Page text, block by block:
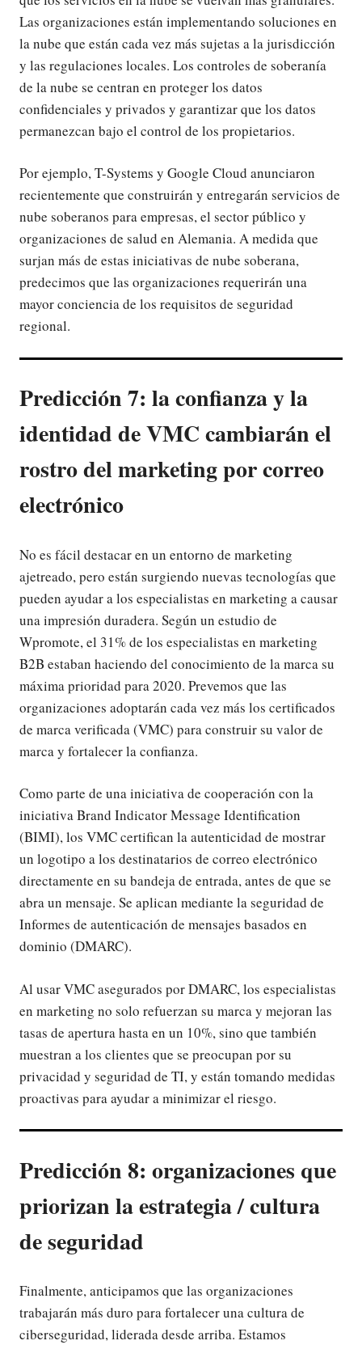
Las organizaciones están implementando soluciones en
la nube que están cada vez más sujetas a la jurisdicción
y las regulaciones locales. Los controles de soberanía
de la nube se centran en proteger los datos
confidenciales y privados y garantizar que los datos
permanezcan bajo el control de los propietarios.
Por ejemplo, T-Systems y Google Cloud anunciaron
recientemente que construirán y entregarán servicios de
nube soberanos para empresas, el sector público y
organizaciones de salud en Alemania. A medida que
surjan más de estas iniciativas de nube soberana,
predecimos que las organizaciones requerirán una
mayor conciencia de los requisitos de seguridad
regional.
Predicción 7: la confianza y la
identidad de VMC cambiarán el
rostro del marketing por correo
electrónico
No es fácil destacar en un entorno de marketing
ajetreado, pero están surgiendo nuevas tecnologías que
pueden ayudar a los especialistas en marketing a causar
una impresión duradera. Según un estudio de
Wpromote, el 31% de los especialistas en marketing
B2B estaban haciendo del conocimiento de la marca su
máxima prioridad para 2020. Prevemos que las
organizaciones adoptarán cada vez más los certificados
de marca verificada (VMC) para construir su valor de
marca y fortalecer la confianza.
Como parte de una iniciativa de cooperación con la
iniciativa Brand Indicator Message Identification
(BIMI), los VMC certifican la autenticidad de mostrar
un logotipo a los destinatarios de correo electrónico
directamente en su bandeja de entrada, antes de que se
abra un mensaje. Se aplican mediante la seguridad de
Informes de autenticación de mensajes basados en
dominio (DMARC).
Al usar VMC asegurados por DMARC, los especialistas
en marketing no solo refuerzan su marca y mejoran las
tasas de apertura hasta en un 10%, sino que también
muestran a los clientes que se preocupan por su
privacidad y seguridad de TI, y están tomando medidas
proactivas para ayudar a minimizar el riesgo.
Predicción 8: organizaciones que
priorizan la estrategia / cultura
de seguridad
Finalmente, anticipamos que las organizaciones
trabajarán más duro para fortalecer una cultura de
ciberseguridad, liderada desde arriba. Estamos